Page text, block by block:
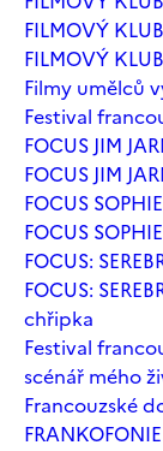
FILMOVÝ
FILMOVÝ
Filmy umělců
Festival
FOCUS JIM
FOCUS JIM
FOCUS
FOCUS
FOCUS:
FOCUS:
chřipka
Festival
scénář mého
Francouzské